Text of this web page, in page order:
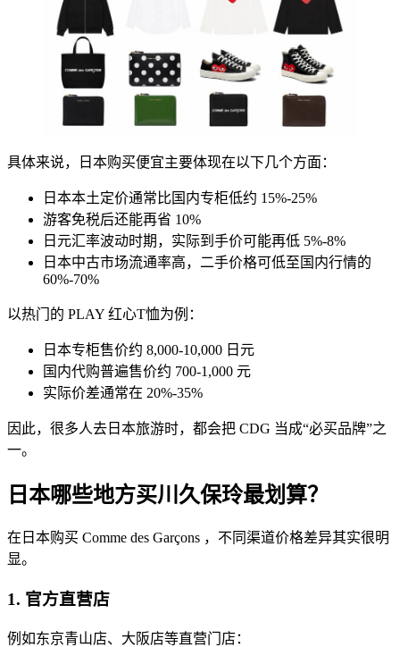
具体来说，日本购买便宜主要体现在以下几个方面：
日本本土定价通常比国内专柜低约 15%-25%
游客免税后还能再省 10%
日元汇率波动时期，实际到手价可能再低 5%-8%
日本中古市场流通率高，二手价格可低至国内行情的
60%-70%
以热门的 PLAY 红心T恤为例：
日本专柜售价约 8,000-10,000 日元
国内代购普遍售价约 700-1,000 元
实际价差通常在 20%-35%
因此，很多人去日本旅游时，都会把 CDG 当成“必买品牌”之
一。
日本哪些地方买川久保玲最划算？
在日本购买 Comme des Garçons ，不同渠道价格差异其实很明
显。
1. 官方直营店
例如东京青山店、大阪店等直营门店：